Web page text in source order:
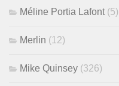
Méline Portia Lafont (5)
Merlin (12)
Mike Quinsey (326)